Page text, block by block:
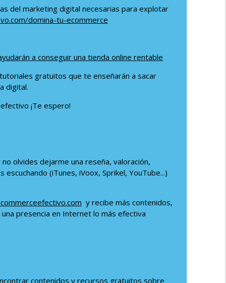
de NeoAttack info_outline
del marketing digital necesarias para explotar
domina-tu-ecommerce
a conseguir una tienda online rentable
gratuitos que te enseñarán a sacar
digital.
¡Te espero!
olvides dejarme una reseña, valoración,
(iTunes, iVoox, Sprikel, YouTube...)
y recibe más contenidos,
presencia en Internet lo más efectiva
contenidos y recursos gratuitos sobre